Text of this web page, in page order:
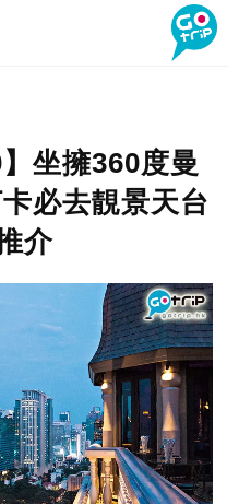
坐擁360度曼
必去靚景天台
介